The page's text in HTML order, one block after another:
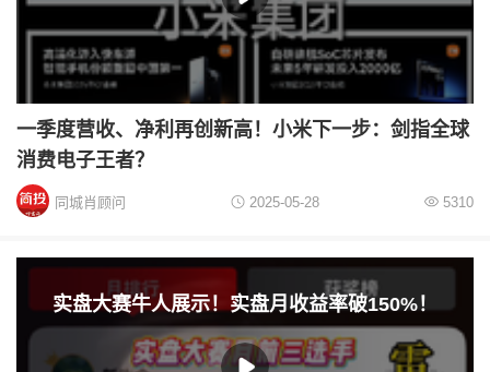
一季度营收、净利再创新高！小米下一步：剑指全球
消费电子王者？
同城肖顾问 2025-05-28 5310
实盘大赛牛人展示！实盘月收益率破150%！